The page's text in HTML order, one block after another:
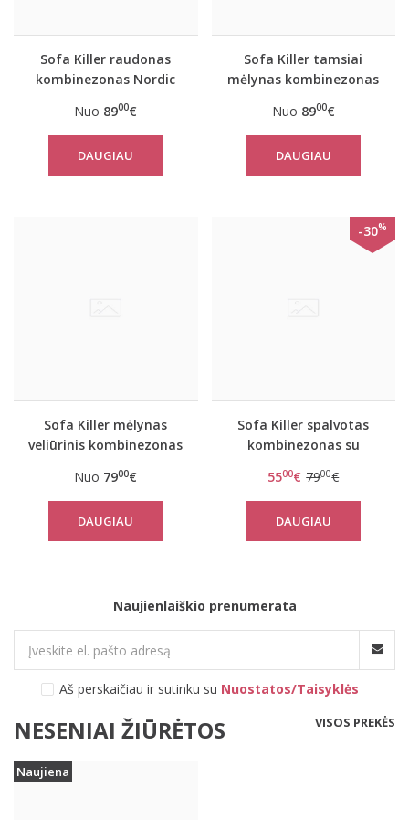
Sofa Killer raudonas
kombinezonas Nordic
Nuo 8900€
DAUGIAU
Sofa Killer tamsiai
mėlynas kombinezonas
Nuo 8900€
DAUGIAU
Sofa Killer mėlynas
veliūrinis kombinezonas
Nuo 7900€
DAUGIAU
-30%
Sofa Killer spalvotas
kombinezonas su
Cactus
5500€ 7900€
DAUGIAU
Naujienlaiškio prenumerata
Aš perskaičiau ir sutinku su Nuostatos/Taisyklės
NESENIAI ŽIŪRĖTOS VISOS PREKĖS
Naujiena